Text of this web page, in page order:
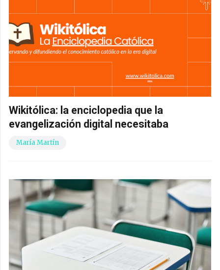
Wikitólica: la enciclopedia que la
evangelización digital necesitaba
María Martín